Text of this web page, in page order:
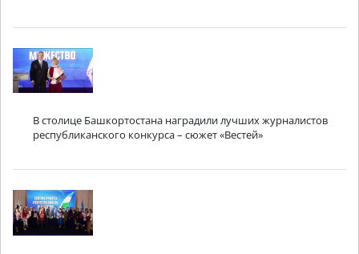
В столице Башкортостана наградили лучших журналистов
республиканского конкурса – сюжет «Вестей»